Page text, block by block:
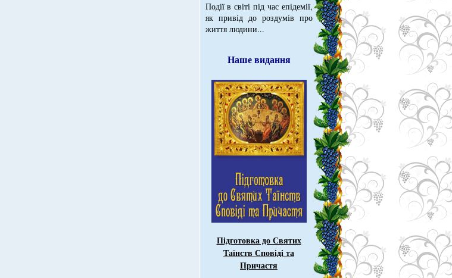
Події в світі під час епідемії,
як привід до роздумів про
життя людини...
Наше видання
Підготовка до Святих
Таїнств Сповіді та
Причастя